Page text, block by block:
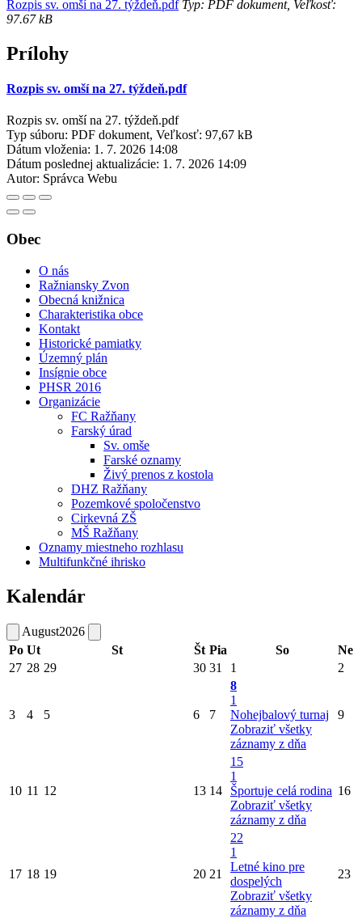
Rozpis sv. omší na 27. týždeň.pdfTyp: PDF dokument, Veľkosť:
97.67 kB
Prílohy
Rozpis sv. omší na 27. týždeň.pdf
Rozpis sv. omší na 27. týždeň.pdf
Typ súboru: PDF dokument, Veľkosť: 97,67 kB
Dátum vloženia: 1. 7. 2026 14:08
Dátum poslednej aktualizácie: 1. 7. 2026 14:09
Autor: Správca Webu
Obec
O nás
Ražniansky Zvon
Obecná knižnica
Charakteristika obce
Kontakt
Historické pamiatky
Územný plán
Insígnie obce
PHSR 2016
Organizácie
FC Ražňany
Farský úrad
Sv. omše
Farské oznamy
Živý prenos z kostola
DHZ Ražňany
Pozemkové spoločenstvo
Cirkevná ZŠ
MŠ Ražňany
Oznamy miestneho rozhlasu
Multifunkčné ihrisko
Kalendár
August2026
Po Ut St Št Pia So
Ne
27 28 29 30 31 1 2
3 4 5 6 7
8
1
Nohejbalový turnaj
Zobraziť všetky
záznamy z dňa
9
10 11 12 13 14
15
1
Športuje celá rodina
Zobraziť všetky
záznamy z dňa
16
17 18 19 20 21
22
1
Letné kino pre
dospelých
Zobraziť všetky
záznamy z dňa
23